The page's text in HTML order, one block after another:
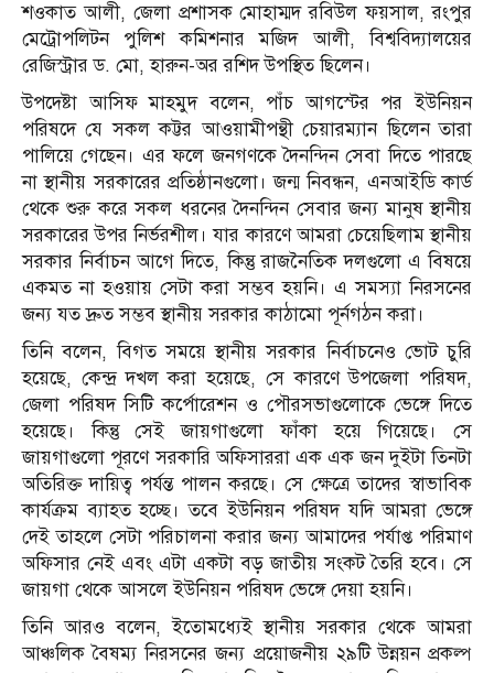
শওকাত আলী, জেলা প্রশাসক মোহাম্মদ রবিউল ফয়সাল, রংপুর
মেট্রোপলিটন পুলিশ কমিশনার মজিদ আলী, বিশ্ববিদ্যালয়ের
রেজিস্ট্রার ড. মো, হারুন-অর রশিদ উপস্থিত ছিলেন।
উপদেষ্টা আসিফ মাহমুদ বলেন, পাঁচ আগস্টের পর ইউনিয়ন
পরিষদে যে সকল কট্টর আওয়ামীপন্থী চেয়ারম্যান ছিলেন তারা
পালিয়ে গেছেন। এর ফলে জনগণকে দৈনন্দিন সেবা দিতে পারছে
না স্থানীয় সরকারের প্রতিষ্ঠানগুলো। জন্ম নিবন্ধন, এনআইডি কার্ড
থেকে শুরু করে সকল ধরনের দৈনন্দিন সেবার জন্য মানুষ স্থানীয়
সরকারের উপর নির্ভরশীল। যার কারণে আমরা চেয়েছিলাম স্থানীয়
সরকার নির্বাচন আগে দিতে, কিন্তু রাজনৈতিক দলগুলো এ বিষয়ে
একমত না হওয়ায় সেটা করা সম্ভব হয়নি। এ সমস্যা নিরসনের
জন্য যত দ্রুত সম্ভব স্থানীয় সরকার কাঠামো পূর্নগঠন করা।
তিনি বলেন, বিগত সময়ে স্থানীয় সরকার নির্বাচনেও ভোট চুরি
হয়েছে, কেন্দ্র দখল করা হয়েছে, সে কারণে উপজেলা পরিষদ,
জেলা পরিষদ সিটি কর্পোরেশন ও পৌরসভাগুলোকে ভেঙ্গে দিতে
হয়েছে। কিন্তু সেই জায়গাগুলো ফাঁকা হয়ে গিয়েছে। সে
জায়গাগুলো পূরণে সরকারি অফিসাররা এক এক জন দুইটা তিনটা
অতিরিক্ত দায়িত্ব পর্যন্ত পালন করছে। সে ক্ষেত্রে তাদের স্বাভাবিক
কার্যক্রম ব্যাহত হচ্ছে। তবে ইউনিয়ন পরিষদ যদি আমরা ভেঙ্গে
দেই তাহলে সেটা পরিচালনা করার জন্য আমাদের পর্যাপ্ত পরিমাণ
অফিসার নেই এবং এটা একটা বড় জাতীয় সংকট তৈরি হবে। সে
জায়গা থেকে আসলে ইউনিয়ন পরিষদ ভেঙ্গে দেয়া হয়নি।
তিনি আরও বলেন, ইতোমধ্যেই স্থানীয় সরকার থেকে আমরা
আঞ্চলিক বৈষম্য নিরসনের জন্য প্রয়োজনীয় ২৯টি উন্নয়ন প্রকল্প